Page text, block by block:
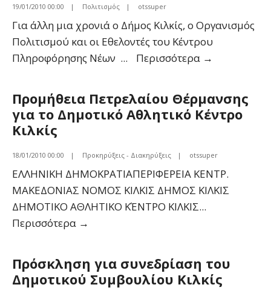
19/01/2010 00:00 | Πολιτισμός | otssuper
Για άλλη μια χρονιά ο Δήμος Κιλκίς, ο Οργανισμός
Πολιτισμού και οι Εθελοντές του Κέντρου
Πληροφόρησης Νέων ... Περισσότερα →
Προμήθεια Πετρελαίου Θέρμανσης
για το Δημοτικό Αθλητικό Κέντρο
Κιλκίς
18/01/2010 00:00 | Προκηρύξεις - Διακηρύξεις | otssuper
ΕΛΛΗΝΙΚΗ ΔΗΜΟΚΡΑΤΙΑΠΕΡΙΦΕΡΕΙΑ ΚΕΝΤΡ.
ΜΑΚΕΔΟΝΙΑΣ ΝΟΜΟΣ ΚΙΛΚΙΣ ΔΗΜΟΣ ΚΙΛΚΙΣ
ΔΗΜΟΤΙΚΟ ΑΘΛΗΤΙΚΟ ΚΈΝΤΡΟ ΚΙΛΚΙΣ...
Περισσότερα →
για
το
Πρόσκληση για συνεδρίαση του
Δημοτικού Συμβουλίου Κιλκίς